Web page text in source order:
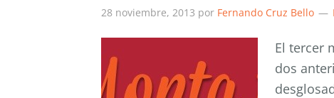
28 noviembre, 2013 por Fernando Cruz Bello
El tercer
dos